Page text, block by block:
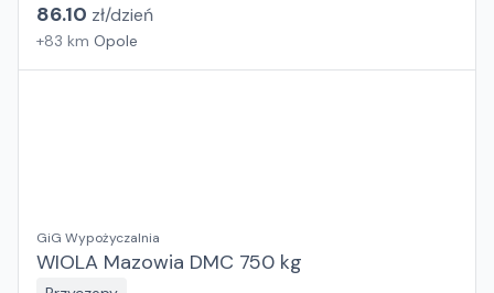
86.10 zł/dzień
+83 km Opole
GiG Wypożyczalnia
WIOLA Mazowia DMC 750 kg